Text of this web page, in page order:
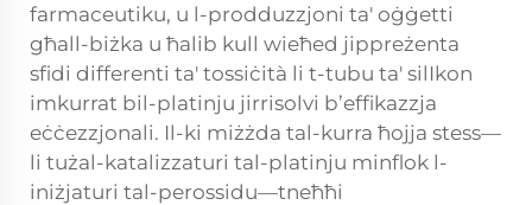
farmaceutiku, u l-prodduzzjoni ta' oġġetti
għall-biżka u ħalib kull wieħed jippreżenta
sfidi differenti ta' tossiċità li t-tubu ta' silIkon
imkurrat bil-platinju jirrisolvi b’effikazzja
eċċezzjonali. Il-ki miżżda tal-kurra ħojja stess—
li tużal-katalizzaturi tal-platinju minflok l-
iniżjaturi tal-perossidu—tneħħi